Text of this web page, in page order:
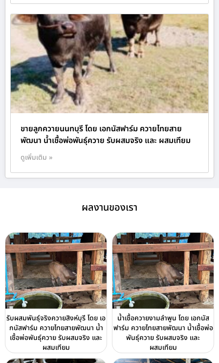
ขายลูกควายนนทบุรี โดย เอกนัสฟาร์ม ควายไทยสาย
พัฒนา น้ำเชื้อพ่อพันธุ์ควาย รับผสมจริง และ ผสมเทียม
ดูเพิ่มเติม »
ผลงานของเรา
รับผสมพันธุ์จริงควายสิงห์บุรี โดย เอ
กนัสฟาร์ม ควายไทยสายพัฒนา น้ำ
เชื้อพ่อพันธุ์ควาย รับผสมจริง และ
ผสมเทียม
น้ำเชื้อควายงามลำพูน โดย เอกนัส
ฟาร์ม ควายไทยสายพัฒนา น้ำเชื้อพ่อ
พันธุ์ควาย รับผสมจริง และ
ผสมเทียม